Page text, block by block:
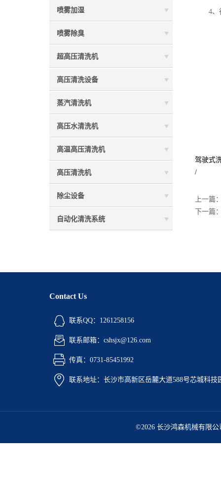
喷雾加湿
喷雾除臭
超高压清洗机
高压清洗设备
蒸汽清洗机
高压水清洗机
高温高压清洗机
高压清洗机
除尘设备
自动化清洗系统
4、行
驾驶式
/
上一篇
下一篇
Contact Us
联系QQ：1261258156
联系邮箱：cshsjx@126.com
传真：0731-85451992
联系地址：长沙市高新区岳麓大道588号芯城科技
©2026 长沙鸿森机械有限